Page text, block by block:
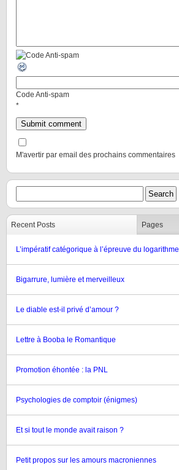
Code Anti-spam
*
M'avertir par email des prochains commentaires
Recent Posts Pages
L’impératif catégorique à l’épreuve du logarithme
Bigarrure, lumière et merveilleux
Le diable est-il privé d’amour ?
Lettre à Booba le Romantique
Promotion éhontée : la PNL
Psychologies de comptoir (énigmes)
Et si tout le monde avait raison ?
Petit propos sur les amours macroniennes